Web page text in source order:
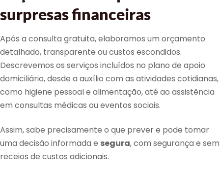
surpresas financeiras
Após a consulta gratuita, elaboramos um orçamento
detalhado, transparente ou custos escondidos.
Descrevemos os serviços incluídos no plano de apoio
domiciliário, desde a auxílio com as atividades cotidianas,
como higiene pessoal e alimentação, até ao assistência
em consultas médicas ou eventos sociais.
Assim, sabe precisamente o que prever e pode tomar
uma decisão informada e segura, com segurança e sem
receios de custos adicionais.